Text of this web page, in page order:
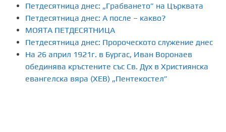
Петдесятница днес: „Грабването” на Църквата
Петдесятница днес: А после – какво?
МОЯТА ПЕТДЕСЯТНИЦА
Петдесятница днес: Пророческото служение днес
На 26 април 1921г. в Бургас, Иван Воронаев
обединява кръстените със Св. Дух в Християнска
евангелска вяра (ХЕВ) „Пентекостел”